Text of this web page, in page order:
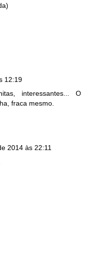
12:19
interessantes... O
fraca mesmo.
2014 às 22:11